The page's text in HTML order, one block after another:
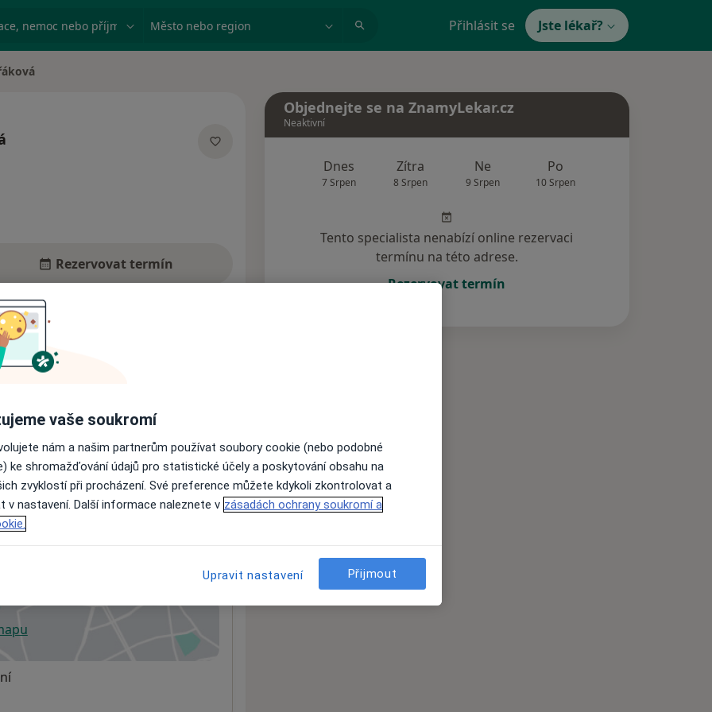
nemoc nebo příjmení Město nebo region Přihlásit se Jste lékař?
Rezervovat termín
nejsou k dispozici
informace o svých službách.
kliniky FN Plzeň
v nové záložce
Objednejte se na ZnamyLekar.cz
Neaktivní
Dnes
7 Srpen
Zítra
8 Srpen
Ne
9 Srpen
Po
10 Srpen
Tento specialista nenabízí online rezervaci
termínu na této adrese.
Rezervovat termín
vaše soukromí
nám a našim partnerům používat soubory cookie (nebo podobné
ke shromažďování údajů pro statistické účely a poskytování obsahu na
zvyklostí při procházení. Své preference můžete kdykoli zkontrolovat a
v nastavení. Další informace naleznete v zásadách ochrany soukromí a
Upravit nastavení Přijmout